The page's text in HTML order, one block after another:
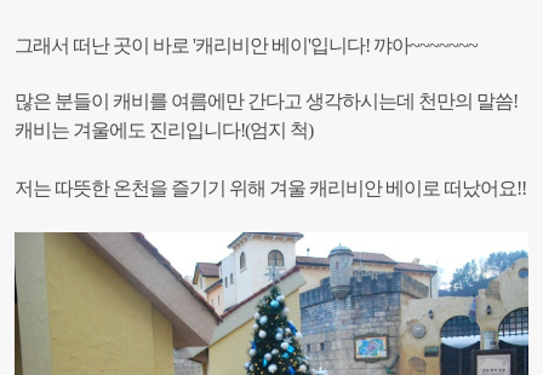
그래서 떠난 곳이 바로 '캐리비안 베이'입니다! 꺄아~~~~~~~
많은 분들이 캐비를 여름에만 간다고 생각하시는데 천만의 말씀!
캐비는 겨울에도 진리입니다!(엄지 척)
저는 따뜻한 온천을 즐기기 위해 겨울 캐리비안 베이로 떠났어요!!